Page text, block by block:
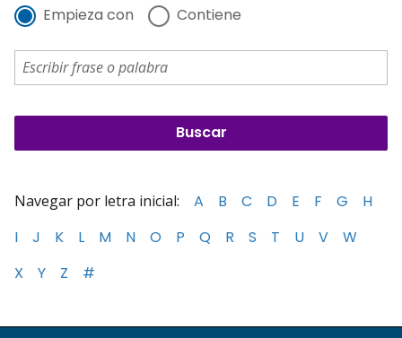
Empieza con Contiene
Navegar por letra inicial: A B C D E F G
H
I
J K L M N O P Q R S T U V
W
X
Y Z #